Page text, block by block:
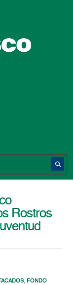
Rostros
, FONDO